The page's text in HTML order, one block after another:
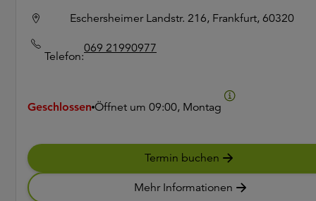
Eschersheimer Landstr. 216, Frankfurt, 60320
Telefon:
069 21990977
Geschlossen Öffnet um 09:00, Montag
Termin buchen
Mehr Informationen